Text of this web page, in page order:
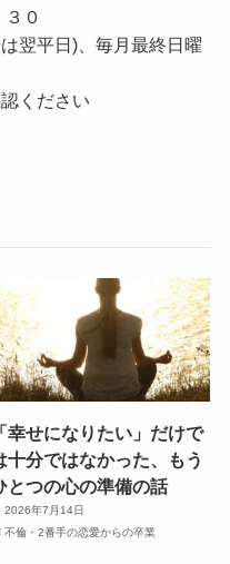
０
翌平日)、毎月最終日曜
ください
「幸せになりたい」だけで
十分ではなかった、もう
とつの心の準備の話
2026年7月14日
不倫・2番手の恋愛からの卒業